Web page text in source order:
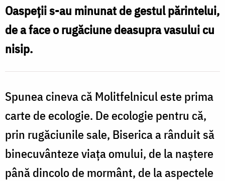
rodească
/
Foto:
Oana
Nechifor
Oaspeţii s-au minunat de gestul părintelui,
de a face o rugăciune deasupra vasului cu
nisip.
Spunea cineva că Molitfelnicul este prima
carte de ecologie. De ecologie pentru că,
prin rugăciunile sale, Biserica a rânduit să
binecuvânteze viaţa omului, de la naştere
până dincolo de mormânt, de la aspectele